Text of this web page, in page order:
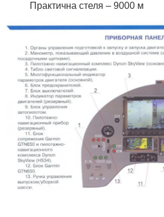
Практична стеля – 9000 м